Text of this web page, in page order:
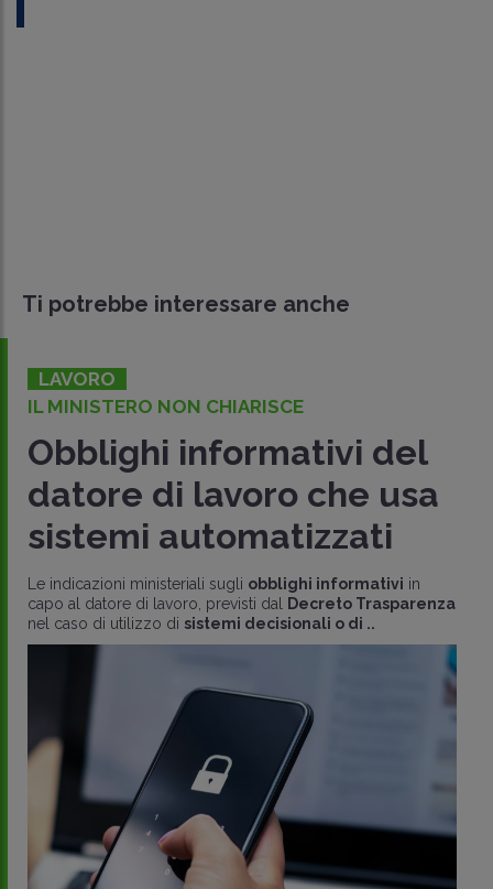
Ti potrebbe interessare anche
LAVORO
IL MINISTERO NON CHIARISCE
Obblighi informativi del
datore di lavoro che usa
sistemi automatizzati
Le indicazioni ministeriali sugli obblighi informativi in
capo al datore di lavoro, previsti dal
Decreto Trasparenza
nel caso di utilizzo di sistemi decisionali o di ..